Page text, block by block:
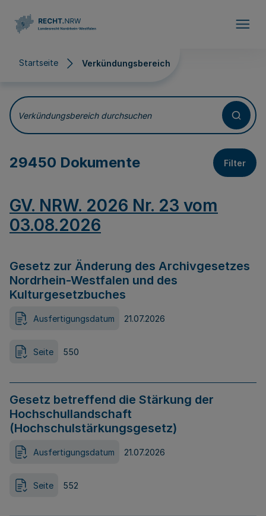
Startseite Verkündungsbereich
Verkündungsbereich
Verkündungsbereich durchsuchen
29450 Dokumente Filter
GV. NRW. 2026 Nr. 23 vom
03.08.2026
Gesetz zur Änderung des Archivgesetzes
Nordrhein-Westfalen und des
Kulturgesetzbuches
Ausfertigungsdatum 21.07.2026
Seite 550
Gesetz betreffend die Stärkung der
Hochschullandschaft
(Hochschulstärkungsgesetz)
Ausfertigungsdatum 21.07.2026
Seite 552